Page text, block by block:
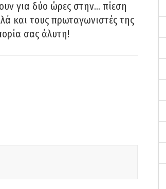
για δύο ώρες στην… πίεση
και τους πρωταγωνιστές της
σας άλυτη!